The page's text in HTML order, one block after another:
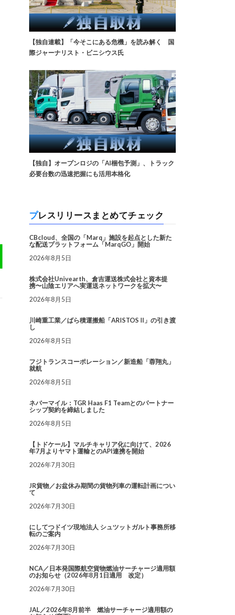
【独自連載】「今そこにある危機」を読み解く 国
際ジャーナリスト・ビニシウス氏
【独自】オープンロジの「AI梱包予測」、トラック
必要台数の迅速把握にも活用本格化
プレスリリースまとめてチェック
CBcloud、全国の「Marq」施設を起点とした新た
な配送プラットフォーム「MarqGO」開始
2026年8月5日
株式会社Univearth、倉吉運送株式会社と資本提
携〜山陰エリアへ実運送ネットワークを拡大〜
2026年8月5日
川崎重工業／ばら積運搬船「ARISTOS II」の引き渡
し
2026年8月5日
フジトランスコーポレーション／新造船「蓉翔丸」
就航
2026年8月5日
ネバーマイル：TGR Haas F1 Teamとのパートナー
シップ契約を締結しました
2026年8月5日
【トドケール】マルチキャリア化に向けて、2026
年7月よりヤマト運輸とのAPI連携を開始
2026年7月30日
JR貨物／お盆休み期間の貨物列車の運転計画につい
て
2026年7月30日
にしてつドイツ現地法人 シュツットガルト事務所移
転のご案内
2026年7月30日
NCA／日本発国際航空貨物燃油サーチャージ適用額
のお知らせ（2026年8月1日適用 改定）
2026年7月30日
JAL／2026年8月前半 燃油サーチャージ適用額の